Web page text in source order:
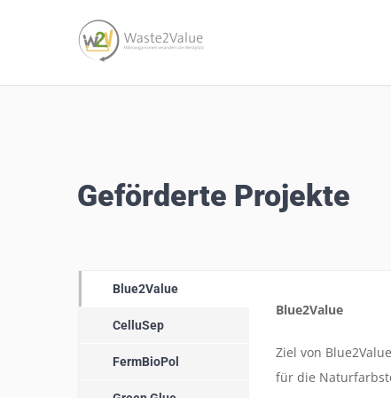
Geförderte Projekte
Blue2Value
CelluSep
FermBioPol
Blue2Value
Ziel von
für die